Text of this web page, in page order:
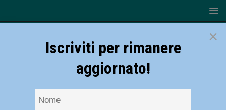
×
Iscriviti per rimanere
aggiornato!